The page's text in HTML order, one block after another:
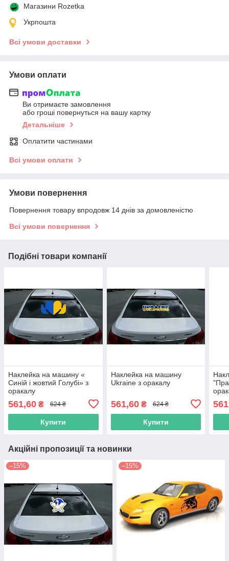
Магазини Rozetka
Укрпошта
Всі умови доставки
Умови оплати
Ви отримаєте замовлення
або гроші повернуться на вашу картку
Детальніше
Оплатити частинами
Всі умови оплати
Умови повернення
Повернення товару впродовж 14 днів за домовленістю
Всі умови повернення
Подібні товари компанії
Наклейка на машину «
Синій і жовтий Голубі» з
оракалу
561,60 ₴ 624 ₴
Купити
Наклейка на машину
Ukraine з оракалу
561,60₴ 624 ₴
Купити
Акційні пропозиції та новинки
–15% –15%